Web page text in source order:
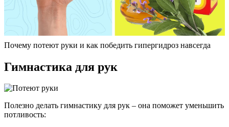
Почему потеют руки и как победить гипергидроз навсегда
Гимнастика для рук
Полезно делать гимнастику для рук – она поможет уменьшить
потливость: